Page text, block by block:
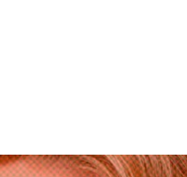
тормозит интернет.